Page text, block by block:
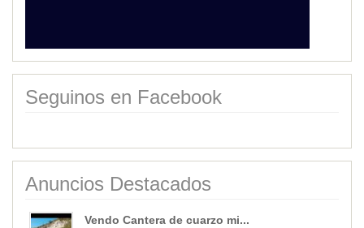
Seguinos en Facebook
Anuncios Destacados
Vendo Cantera de cuarzo mi...